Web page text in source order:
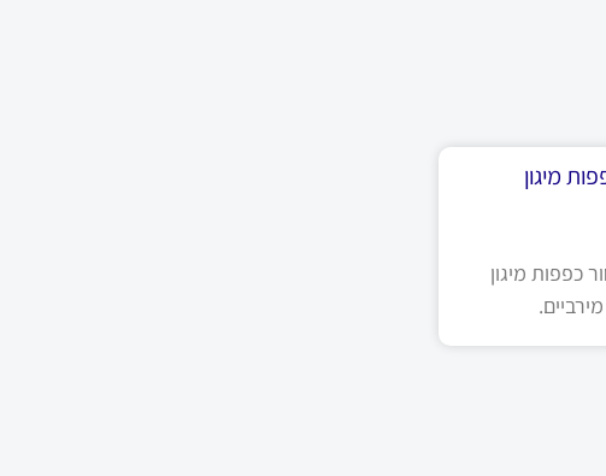
מיגון
כפפות מיגון